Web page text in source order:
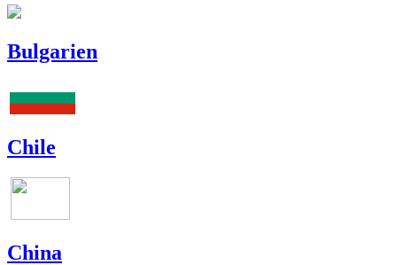
Bulgarien
Chile
China